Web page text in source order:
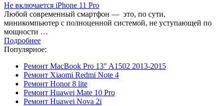
Не включается iPhone 11 Pro
Любой современный смартфон — это, по сути,
миникомпьютер с полноценной системой, не уступающей по
мощности …
Подробнее
Популярное:
Ремонт MacBook Pro 13" A1502 2013-2015
Ремонт Xiaomi Redmi Note 4
Ремонт Honor 8 lite
Ремонт Huawei Mate 10 Pro
Ремонт Huawei Nova 2i